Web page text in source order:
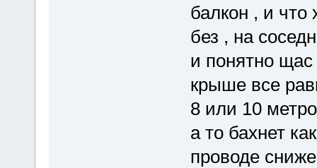
балкон , и
без , на
и понятно
крыше все
8 или 10
а то бахнет
проводе